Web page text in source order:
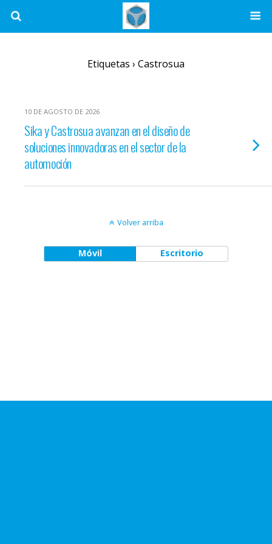
Etiquetas › Castrosua
10 DE AGOSTO DE 2026
Sika y Castrosua avanzan en el diseño de
soluciones innovadoras en el sector de la
automoción
Volver arriba
Móvil Escritorio